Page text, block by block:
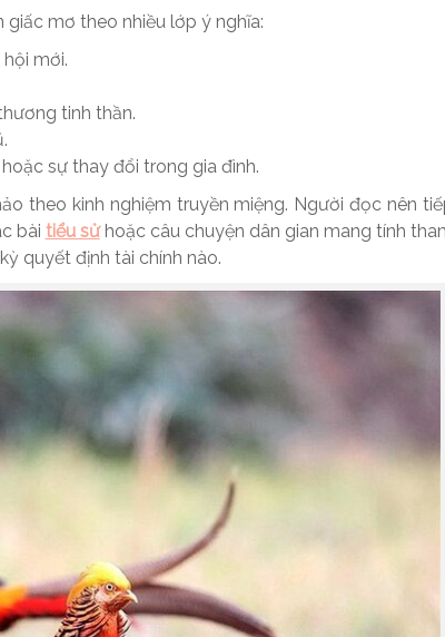
giấc mơ theo nhiều lớp ý nghĩa:
mới.
tinh thần.
sự thay đổi trong gia đình.
theo kinh nghiệm truyền miệng. Người đọc nên
bài tiểu sửhoặc câu chuyện dân gian mang tính
quyết định tài chính nào.